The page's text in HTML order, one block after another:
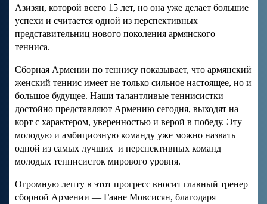
Азизян, которой всего 15 лет, но она уже делает большие
успехи и считается одной из перспективных
представительниц нового поколения армянского
тенниса.
Сборная Армении по теннису показывает, что армянский
женский теннис имеет не только сильное настоящее, но и
большое будущее. Наши талантливые теннисистки
достойно представляют Армению сегодня, выходят на
корт с характером, уверенностью и верой в победу. Эту
молодую и амбициозную команду уже можно назвать
одной из самых лучших и перспективных команд
молодых теннисисток мирового уровня.
Огромную лепту в этот прогресс вносит главный тренер
сборной Армении — Гаяне Мовсисян, благодаря